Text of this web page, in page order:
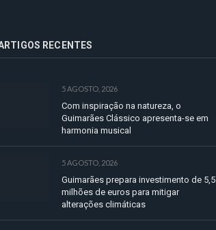
RECENTES
5 AGOSTO, 2026
Com inspiração na natureza, o
Guimarães Clássico apresenta-se em
harmonia musical
5 AGOSTO, 2026
Guimarães prepara investimento de 5,5
milhões de euros para mitigar
alterações climáticas